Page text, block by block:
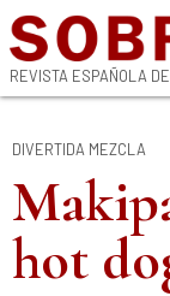
REVISTA ESPAÑOLA
DIVERTIDA MEZCLA
hot